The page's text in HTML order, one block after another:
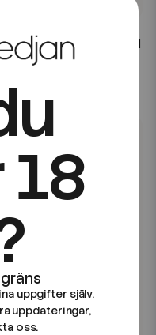
Salt | Grape | 10ml
Juice
49 kr
uppgifter själv.
uppdateringar,
oss.